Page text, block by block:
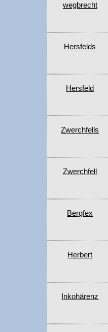
wegbrecht
Hersfelds
Hersfeld
Zwerchfells
Zwerchfell
Bergfex
Herbert
Inkohärenz